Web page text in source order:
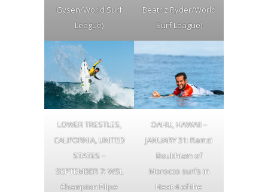
Gysen/World Surf
League)
Beatriz Ryder/World
Surf League)
LOWER TRESTLES,
CALIFORNIA, UNITED
STATES –
SEPTEMBER 7: WSL
Champion Filipe
OAHU, HAWAII –
JANUARY 31: Ramzi
Boukhiam of
Morocco surfs in
Heat 4 of the